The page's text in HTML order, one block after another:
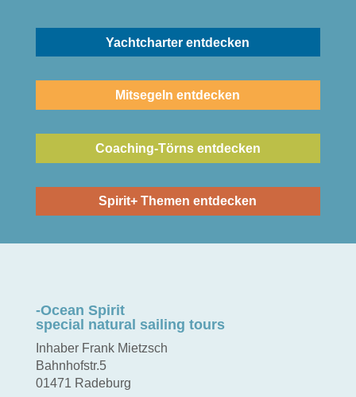
Yachtcharter entdecken
Mitsegeln entdecken
Coaching-Törns entdecken
Spirit+ Themen entdecken
-Ocean Spirit
special natural sailing tours
Inhaber Frank Mietzsch
Bahnhofstr.5
01471 Radeburg